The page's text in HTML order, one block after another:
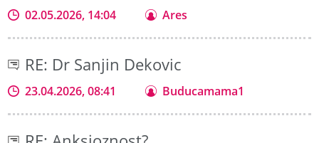
02.05.2026, 14:04 Ares
RE: Dr Sanjin Dekovic
23.04.2026, 08:41 Buducamama1